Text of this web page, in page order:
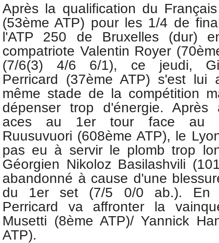
Après la qualification du
(53ème ATP) pour les 1/4 de
l'ATP 250 de Bruxelles (dur)
compatriote Valentin Royer
(7/6(3) 4/6 6/1), ce jeudi,
Perricard (37ème ATP) s'est lui
même stade de la compétition
dépenser trop d'énergie.
aces au 1er tour face au
Ruusuvuori (608ème ATP), le
pas eu à servir le plomb trop
Géorgien Nikoloz Basilashvili
abandonné à cause d'une
du 1er set (7/5 0/0 ab.). En
Perricard va affronter la
Musetti (8ème ATP)/ Yannick
ATP).